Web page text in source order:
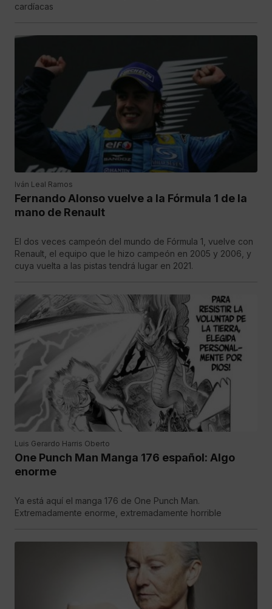
cardíacas
Iván Leal Ramos
Fernando Alonso vuelve a la Fórmula 1 de la
mano de Renault
El dos veces campeón del mundo de Fórmula 1, vuelve con
Renault, el equipo que le hizo campeón en 2005 y 2006, y
cuya vuelta a las pistas tendrá lugar en 2021.
Luis Gerardo Harris Oberto
One Punch Man Manga 176 español: Algo
enorme
Ya está aquí el manga 176 de One Punch Man.
Extremadamente enorme, extremadamente horrible